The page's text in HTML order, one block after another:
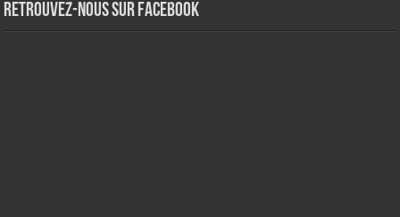
Retrouvez-nous sur Facebook